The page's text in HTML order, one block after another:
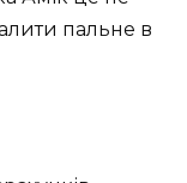
пальне в